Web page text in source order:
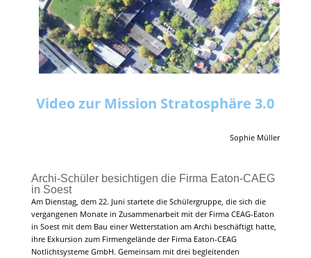
Video zur Mission Stratosphäre 3.0
Sophie Müller
Archi-Schüler besichtigen die Firma Eaton-CAEG
in Soest
Am Dienstag, dem 22. Juni startete die Schülergruppe, die sich die
vergangenen Monate in Zusammenarbeit mit der Firma CEAG-Eaton
in Soest mit dem Bau einer Wetterstation am Archi beschäftigt hatte,
ihre Exkursion zum Firmengelände der Firma Eaton-CEAG
Notlichtsysteme GmbH. Gemeinsam mit drei begleitenden